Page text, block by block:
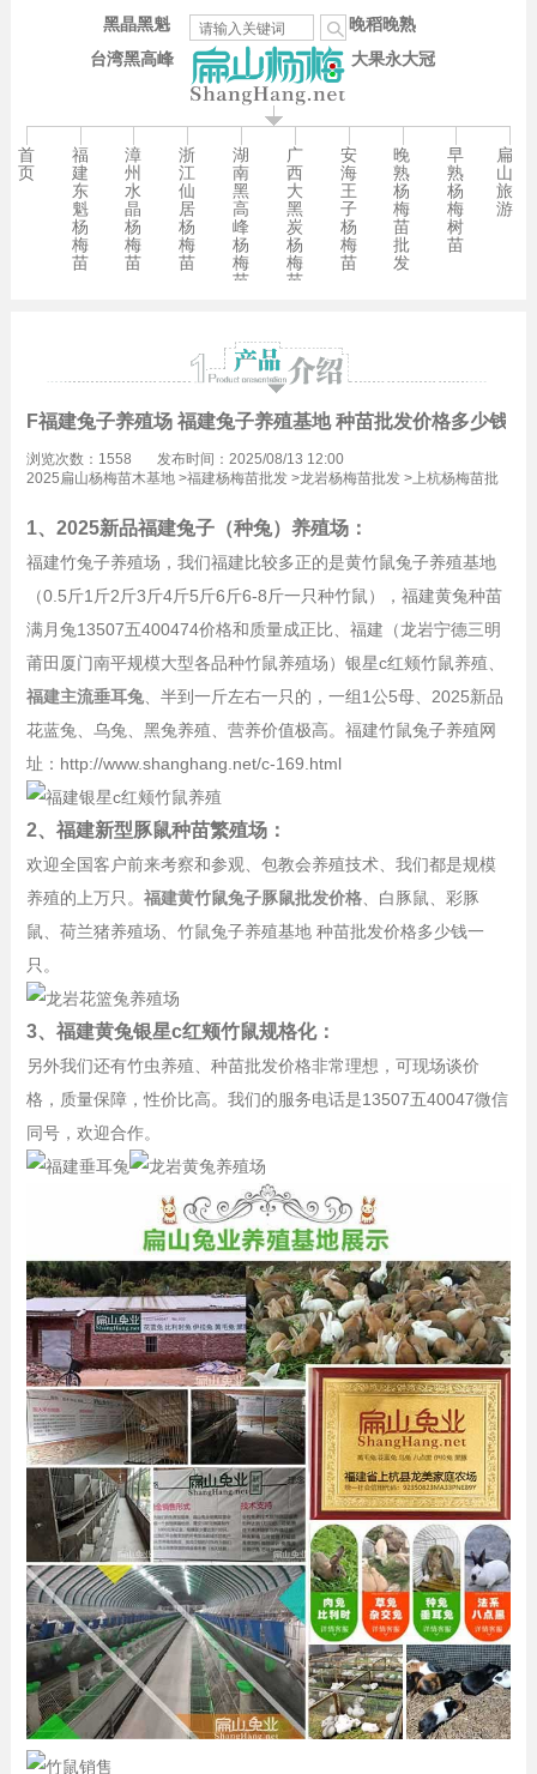
台湾黑高峰
晚稻晚熟
大果永大冠
黑晶黑魁
首
页
福
建
东
魁
杨
梅
苗
漳
州
水
晶
杨
梅
苗
浙
江
仙
居
杨
梅
苗
湖
南
黑
高
峰
杨
梅
苗
广
西
大
黑
炭
杨
梅
苗
安
海
王
子
杨
梅
苗
晚
熟
杨
梅
苗
批
发
早
熟
杨
梅
树
苗
扁
山
旅
游
F福建兔子养殖场 福建兔子养殖基地 种苗批发价格多少钱一
浏览次数：1558
发布时间：2025/08/13 12:00
2025扁山杨梅苗木基地>福建杨梅苗批发>龙岩杨梅苗批发>上杭杨梅苗批
1、2025新品福建兔子（种兔）养殖场：
福建竹兔子养殖场，我们福建比较多正的是黄竹鼠兔子养殖基地
（0.5斤1斤2斤3斤4斤5斤6斤6-8斤一只种竹鼠），福建黄兔种苗
满月兔13507五400474价格和质量成正比、福建（龙岩宁德三明
莆田厦门南平规模大型各品种竹鼠养殖场）银星c红颊竹鼠养殖、
福建主流垂耳兔、半到一斤左右一只的，一组1公5母、2025新品
花蓝兔、乌兔、黑兔养殖、营养价值极高。福建竹鼠兔子养殖网
址：http://www.shanghang.net/c-169.html
2、福建新型豚鼠种苗繁殖场：
欢迎全国客户前来考察和参观、包教会养殖技术、我们都是规模
养殖的上万只。 福建黄竹鼠兔子豚鼠批发价格、白豚鼠、彩豚
鼠、荷兰猪养殖场、竹鼠兔子养殖基地 种苗批发价格多少钱一
只。
3、福建黄兔银星c红颊竹鼠规格化：
另外我们还有竹虫养殖、种苗批发价格非常理想，可现场谈价
格，质量保障，性价比高。我们的服务电话是13507五40047微信
同号，欢迎合作。